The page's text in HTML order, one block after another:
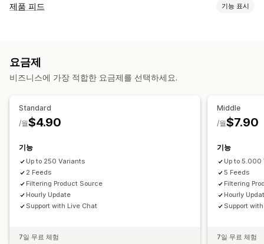
제품 피드 기능 표시
피드 관리
요금제
비즈니스에 가장 적합한 요금제를 선택하세요.
Standard
$4.90
/월
기능
Up to 250 Variants
2 Feeds
Filtering Product Source
Hourly Update
Support with Live Chat
7일 무료 체험
Middle
$7.90
/월
기능
Up to 5.000
5 Feeds
Filtering
Hourly
Support
7일 무료 체험